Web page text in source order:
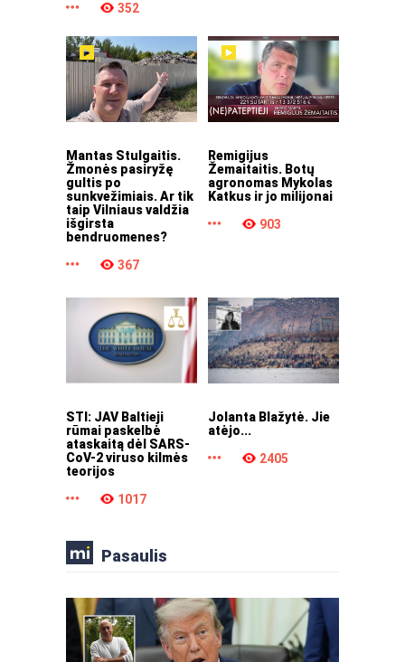
352
Mantas Stulgaitis.
Žmonės pasiryžę
gultis po
sunkvežimiais. Ar tik
taip Vilniaus valdžia
išgirsta
bendruomenes?
367
Remigijus
Žemaitaitis. Botų
agronomas Mykolas
Katkus ir jo milijonai
903
STI: JAV Baltieji
rūmai paskelbė
ataskaitą dėl SARS-
CoV-2 viruso kilmės
teorijos
1017
Jolanta Blažytė. Jie
atėjo...
2405
Pasaulis